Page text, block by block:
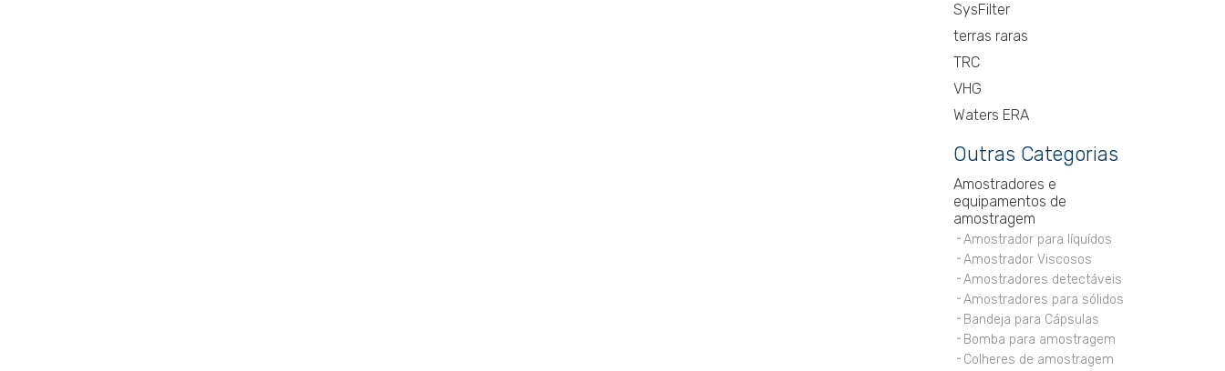
SysFilter
terras raras
TRC
VHG
Waters ERA
Outras Categorias
Amostradores e
equipamentos de
amostragem
Amostrador para líquídos
Amostrador Viscosos
Amostradores detectáveis
Amostradores para sólidos
Bandeja para Cápsulas
Bomba para amostragem
Colheres de amostragem